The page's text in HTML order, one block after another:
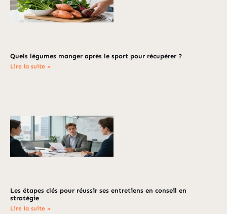
Quels légumes manger après le sport pour récupérer ?
Lire la suite »
Les étapes clés pour réussir ses entretiens en conseil en
stratégie
Lire la suite »